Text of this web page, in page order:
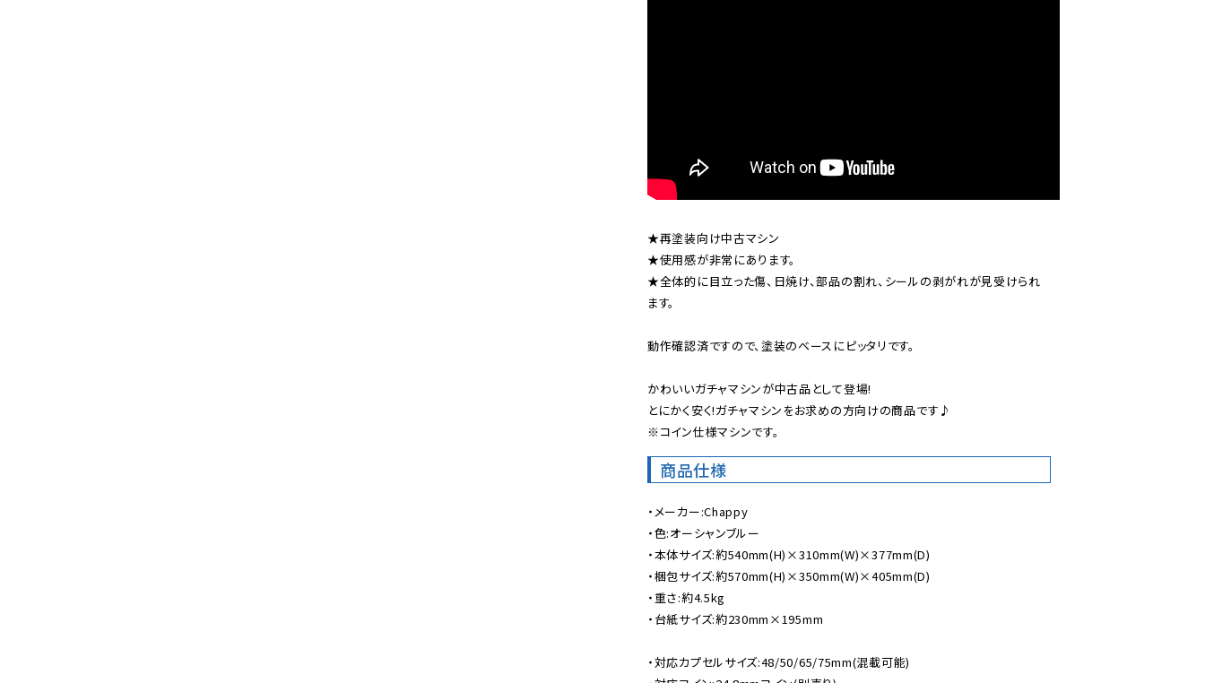
★再塗装向け中古マシン
★使用感が非常にあります。
★全体的に目立った傷、日焼け、部品の割れ、シールの剥がれが見受けられ
ます。
動作確認済ですので、塗装のベースにピッタリです。
かわいいガチャマシンが中古品として登場!
とにかく安く!ガチャマシンをお求めの方向けの商品です♪
※コイン仕様マシンです。
商品仕様
・メーカー:Chappy
・色:オーシャンブルー
・本体サイズ:約540mm(H)×310mm(W)×377mm(D)
・梱包サイズ:約570mm(H)×350mm(W)×405mm(D)
・重さ:約4.5kg
・台紙サイズ:約230mm×195mm
・対応カプセルサイズ:48/50/65/75mm(混載可能)